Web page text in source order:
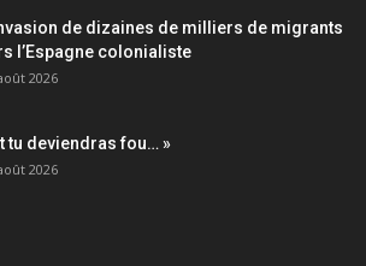
de dizaines de milliers de migrants
l’Espagne colonialiste
2026
tu deviendras fou… »
2026